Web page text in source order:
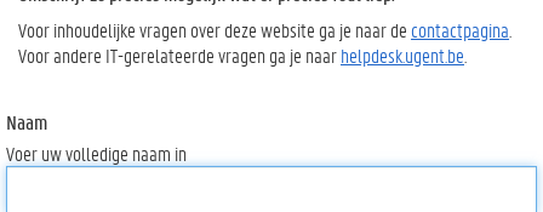
Voor inhoudelijke vragen over deze website ga je naar de contactpagina
Voor andere IT-gerelateerde vragen ga je naarhelpdesk.ugent.be
Naam
Voer uw volledige naam in